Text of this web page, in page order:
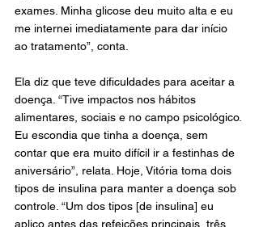
exames. Minha glicose deu muito alta e eu
me internei imediatamente para dar início
ao tratamento”, conta.
Ela diz que teve dificuldades para aceitar a
doença. “Tive impactos nos hábitos
alimentares, sociais e no campo psicológico.
Eu escondia que tinha a doença, sem
contar que era muito difícil ir a festinhas de
aniversário”, relata. Hoje, Vitória toma dois
tipos de insulina para manter a doença sob
controle. “Um dos tipos [de insulina] eu
aplico antes das refeições principais, três